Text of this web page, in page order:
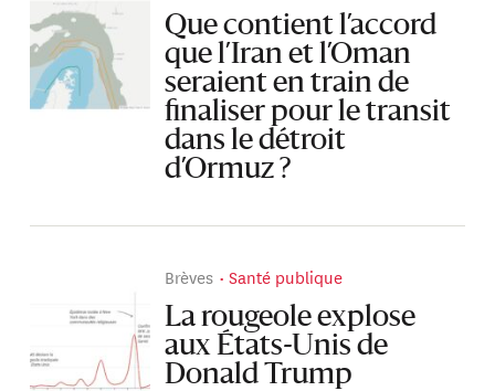
Que contient l’accord
que l’Iran et l’Oman
seraient en train de
finaliser pour le transit
dans le détroit
d’Ormuz ?
Brèves Santé publique
La rougeole explose
aux États-Unis de
Donald Trump